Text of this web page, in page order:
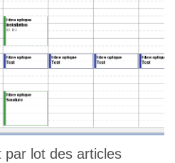
par lot des articles